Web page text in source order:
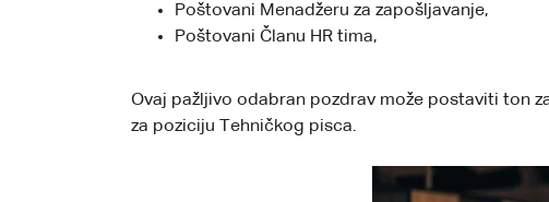
Poštovani Menadžeru za zapošljavanje,
Poštovani Članu HR tima,
Ovaj pažljivo odabran pozdrav može postaviti ton
za poziciju Tehničkog pisca.